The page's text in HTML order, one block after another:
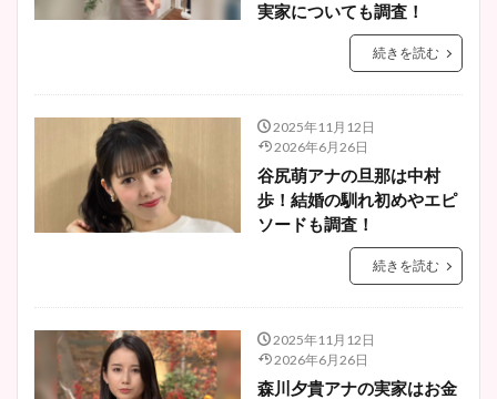
実家についても調査！
続きを読む
2025年11月12日
2026年6月26日
谷尻萌アナの旦那は中村
歩！結婚の馴れ初めやエピ
ソードも調査！
続きを読む
2025年11月12日
2026年6月26日
森川夕貴アナの実家はお金